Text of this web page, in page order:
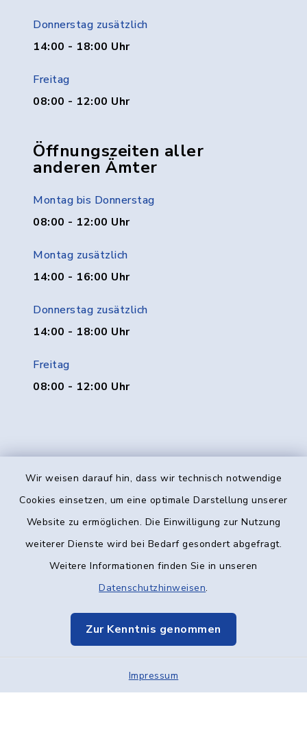
Wir weisen darauf hin, dass wir technisch notwendige
Cookies einsetzen, um eine optimale Darstellung unserer
Website zu ermöglichen. Die Einwilligung zur Nutzung
weiterer Dienste wird bei Bedarf gesondert abgefragt.
Weitere Informationen finden Sie in unseren
Datenschutzhinweisen.
Zur Kenntnis genommen
Impressum
Donnerstag zusätzlich
14:00 - 18:00 Uhr
Freitag
08:00 - 12:00 Uhr
Öffnungszeiten aller
anderen Ämter
Montag bis Donnerstag
08:00 - 12:00 Uhr
Montag zusätzlich
14:00 - 16:00 Uhr
Donnerstag zusätzlich
14:00 - 18:00 Uhr
Freitag
08:00 - 12:00 Uhr
Kontakt
Datenschutz
Elektronische Kommunikation
Sitemap